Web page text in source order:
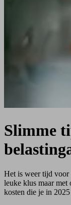
Slimme
Het is weer tijd voor
leuke klus maar met
kosten die je in